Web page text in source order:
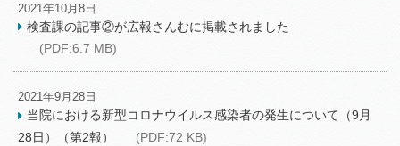
2021年10月8日
検査課の記事②が広報さんむに掲載されました
(PDF:6.7 MB)
2021年9月28日
当院における新型コロナウイルス感染者の発生について（9月
28日）（第2報）
(PDF:72 KB)